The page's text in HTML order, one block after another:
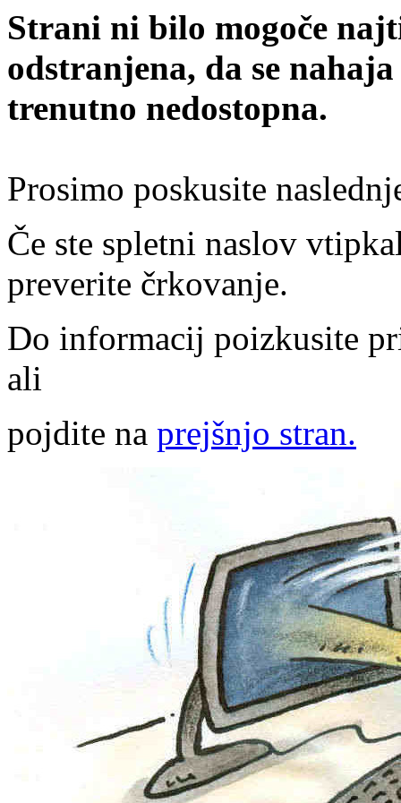
Strani ni bilo mogoče
odstranjena, da se
trenutno nedostopna.
Prosimo poskusite
Če ste spletni naslov
preverite črkovanje.
Do informacij poizkusite
ali
pojdite na prejšnjo stran.